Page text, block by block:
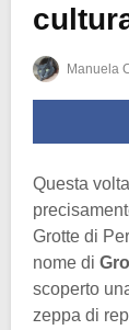
Manuela
Questa
Grotte di
nome di
scoperto
zeppa di